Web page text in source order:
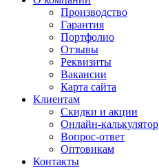
Производство
Гарантия
Портфолио
Отзывы
Реквизиты
Вакансии
Карта сайта
Клиентам
Скидки и акции
Онлайн-калькулятор
Вопрос-ответ
Оптовикам
Контакты